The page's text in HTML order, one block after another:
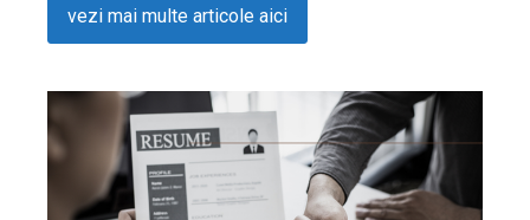
vezi mai multe articole aici